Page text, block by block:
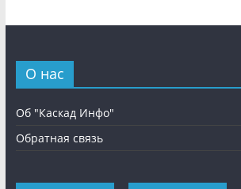
О нас
Об "Каскад Инфо"
Обратная связь